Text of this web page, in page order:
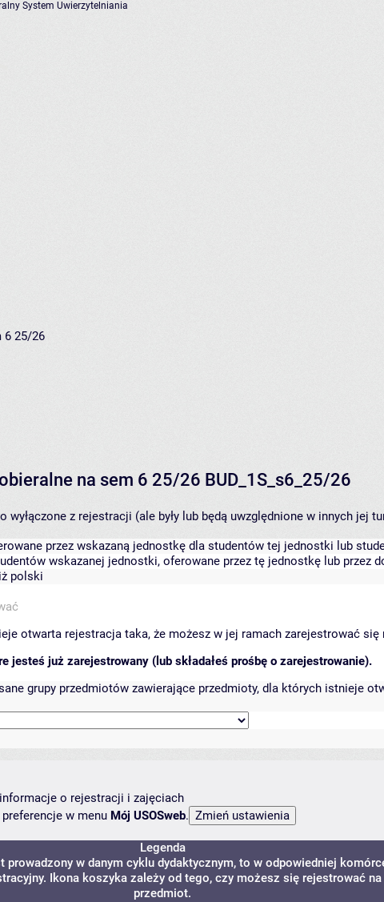
System Uwierzytelniania
6 25/26
na sem 6 25/26 BUD_1S_s6_25/26
z rejestracji (ale były lub będą uwzględnione w innych jej
przez wskazaną jednostkę dla studentów tej jednostki lub
wskazanej jednostki, oferowane przez tę jednostkę lub przez
polski
otwarta rejestracja taka, że możesz w jej ramach zarejestrować się
jesteś już zarejestrowany (lub składałeś prośbę o zarejestrowanie).
grupy przedmiotów zawierające przedmioty, dla których istnieje
o rejestracji i zajęciach
w menu Mój USOSweb.
Legenda
prowadzony w danym cyklu dydaktycznym, to w odpowiedniej
Ikona koszyka zależy od tego, czy możesz się rejestrować na
przedmiot.